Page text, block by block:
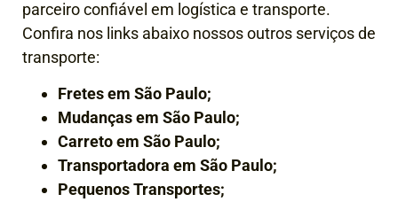
parceiro confiável em logística e transporte.
Confira nos links abaixo nossos outros serviços de
transporte:
Fretes em São Paulo;
Mudanças em São Paulo;
Carreto em São Paulo;
Transportadora em São Paulo;
Pequenos Transportes;